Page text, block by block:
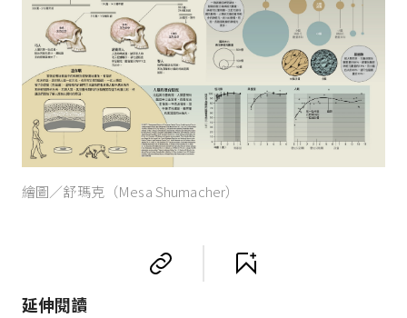
繪圖／舒瑪克（Mesa Shumacher）
延伸閱讀